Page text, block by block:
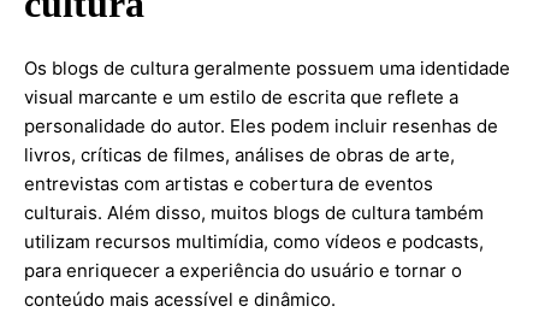
Os blogs de cultura geralmente possuem uma identidade
visual marcante e um estilo de escrita que reflete a
personalidade do autor. Eles podem incluir resenhas de
livros, críticas de filmes, análises de obras de arte,
entrevistas com artistas e cobertura de eventos
culturais. Além disso, muitos blogs de cultura também
utilizam recursos multimídia, como vídeos e podcasts,
para enriquecer a experiência do usuário e tornar o
conteúdo mais acessível e dinâmico.